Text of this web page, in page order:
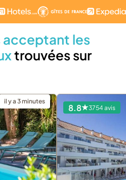
les
trouvées sur
il y a 3 minutes
8.8 3754 avis